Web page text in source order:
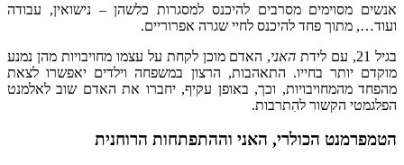
אנשים מסוימים מסרבים להיכנס למסגרות כלשהן – נישואין, עבודה
ועוד…, מתוך פחד להיכנס לחיי שגרה אפרוריים.
בגיל 21, עם לידת
האני, האדם מוכן לקחת על עצמו מחויבויות מהן נמנע
מוקדם יותר בחייו. התאהבות, הרצון במשפחה וילדים יאפשרו לצאת
מהפחד מהמחויבויות, וכך, באופן עקיף, יחברו את האדם שוב לאלמנט
הפלגמטי הקשור להִתרבות.
הטמפרמנט הכולרי, האני וההתפתחות הרוחנית